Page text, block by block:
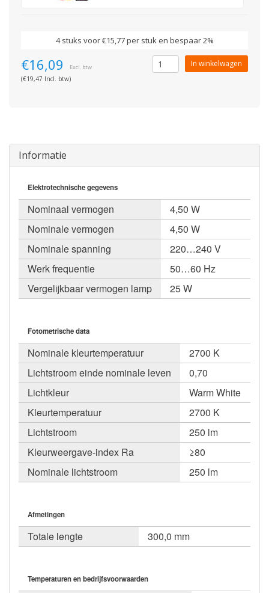
4 stuks voor €15,77 per stuk en bespaar 2%
€16,09 Excl. btw
(€19,47 Incl. btw)
In winkelwagen
Informatie
Elektrotechnische gegevens
Nominaal vermogen
4,50 W
Nominale vermogen
4,50 W
Nominale spanning
220…240 V
Werk frequentie
50…60 Hz
Vergelijkbaar vermogen lamp
25 W
Fotometrische data
Nominale kleurtemperatuur
2700 K
Lichtstroom einde nominale leven
0,70
Lichtkleur
Warm White
Kleurtemperatuur
2700 K
Lichtstroom
250 lm
Kleurweergave-index Ra
≥80
Nominale lichtstroom
250 lm
Afmetingen
Totale lengte 300,0 mm
Temperaturen en bedrijfsvoorwaarden